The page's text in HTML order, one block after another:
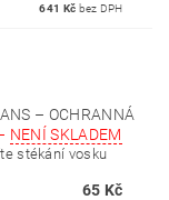
641 Kč bez DPH
– OCHRANNÁ
NENÍ SKLADEM
stékání vosku
65 Kč